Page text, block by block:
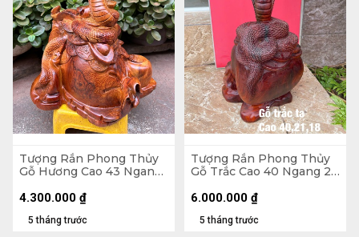
Tượng Rắn Phong Thủy
Gỗ Hương Cao 43 Ngang
5 tháng trước
4.300.000 ₫
Tượng Rắn Phong Thủy
Gỗ Trắc Cao 40 Ngang 21
5 tháng trước
6.000.000 ₫